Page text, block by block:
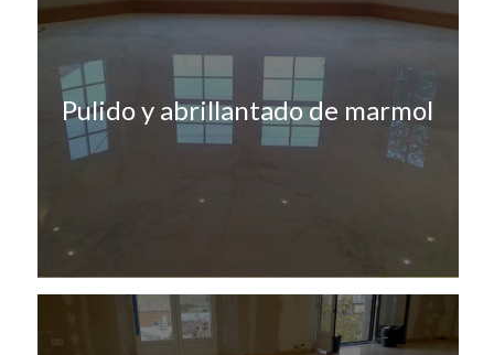
Pulido y abrillantado de marmol